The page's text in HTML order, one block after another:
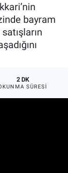
bayram
2 DK
SÜRESI